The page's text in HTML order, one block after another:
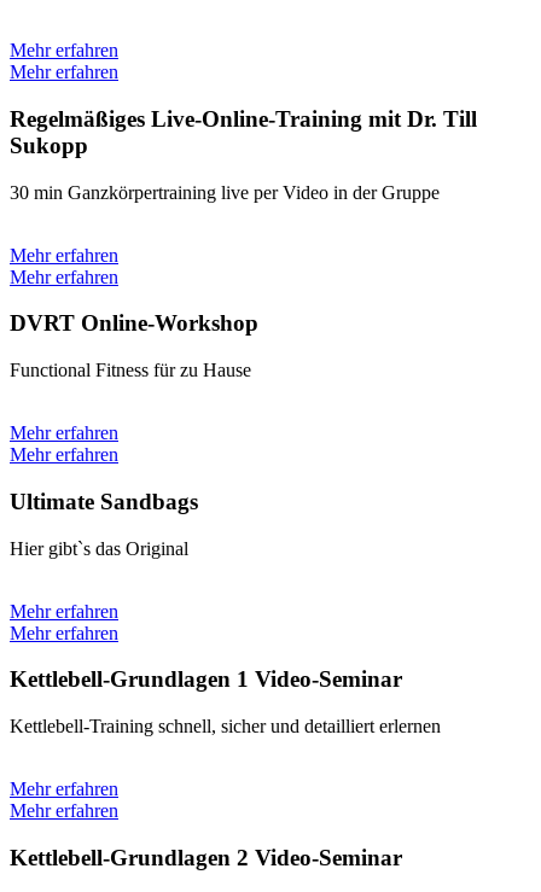
Mehr erfahren
Mehr erfahren
Regelmäßiges Live-Online-Training mit Dr. Till
Sukopp
30 min Ganzkörpertraining live per Video in der Gruppe
Mehr erfahren
Mehr erfahren
DVRT Online-Workshop
Functional Fitness für zu Hause
Mehr erfahren
Mehr erfahren
Ultimate Sandbags
Hier gibt`s das Original
Mehr erfahren
Mehr erfahren
Kettlebell-Grundlagen 1 Video-Seminar
Kettlebell-Training schnell, sicher und detailliert erlernen
Mehr erfahren
Mehr erfahren
Kettlebell-Grundlagen 2 Video-Seminar